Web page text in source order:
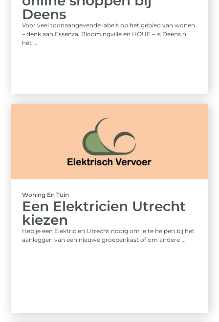
Deens
Voor veel toonaangevende labels op het gebied van wonen
– denk aan Essenza, Bloomingville en HOUE – is Deens.nl
hét ...
Woning En Tuin
Een Elektricien Utrecht
kiezen
Heb je een Elektricien Utrecht nodig om je te helpen bij het
aanleggen van een nieuwe groepenkast of om andere ...